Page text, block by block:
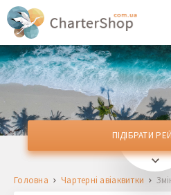
Звідки
Куди
ПІДІБРАТИ
ПІДІБРАТИ
Головна Чартерні авіаквитки